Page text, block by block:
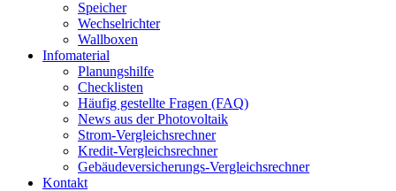
Speicher
Wechselrichter
Wallboxen
Infomaterial
Planungshilfe
Checklisten
Häufig gestellte Fragen (FAQ)
News aus der Photovoltaik
Strom-Vergleichsrechner
Kredit-Vergleichsrechner
Gebäudeversicherungs-Vergleichsrechner
Kontakt